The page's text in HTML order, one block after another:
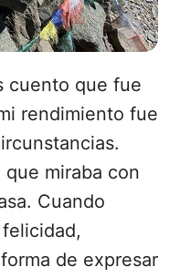
cuento que fue
rendimiento fue
miraba con
Cuando
de expresar